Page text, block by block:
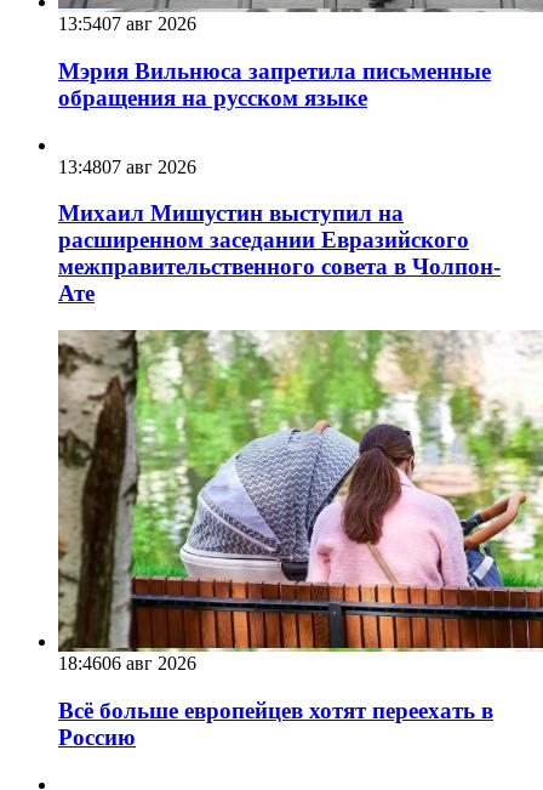
13:5407 авг 2026
Мэрия Вильнюса запретила письменные
обращения на русском языке
13:4807 авг 2026
Михаил Мишустин выступил на
расширенном заседании Евразийского
межправительственного совета в Чолпон-
Ате
18:4606 авг 2026
Всё больше европейцев хотят переехать в
Россию